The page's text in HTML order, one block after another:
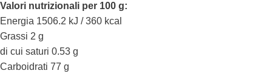
Valori nutrizionali per 100 g:
Energia 1506.2 kJ / 360 kcal
Grassi 2 g
di cui saturi 0.53 g
Carboidrati 77 g